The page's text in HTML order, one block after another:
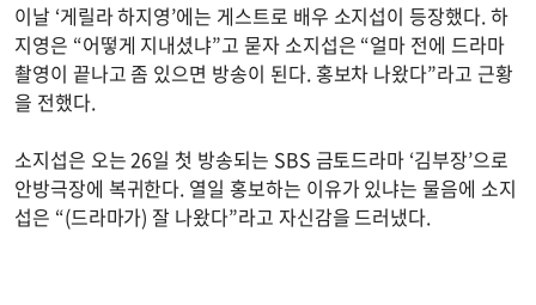
이날 ‘게릴라 하지영’에는 게스트로 배우 소지섭이 등장했다. 하
지영은 “어떻게 지내셨냐”고 묻자 소지섭은 “얼마 전에 드라마
촬영이 끝나고 좀 있으면 방송이 된다. 홍보차 나왔다”라고 근황
을 전했다.
소지섭은 오는 26일 첫 방송되는 SBS 금토드라마 ‘김부장’으로
안방극장에 복귀한다. 열일 홍보하는 이유가 있냐는 물음에 소지
섭은 “(드라마가) 잘 나왔다”라고 자신감을 드러냈다.